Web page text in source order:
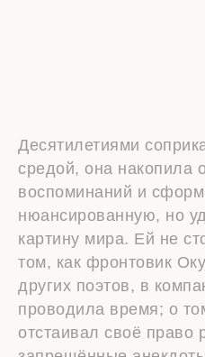
Десятилетиями
средой, она накопила
воспоминаний и
нюансированную, но
картину мира. Ей не
том, как фронтовик
других поэтов, в
проводила время; о
отстаивал своё право